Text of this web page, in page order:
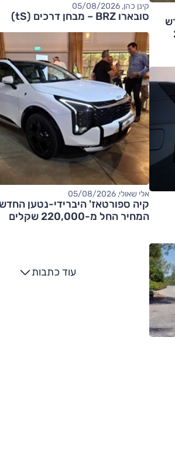
קינן כהן, 05/08/2026
סובארו BRZ – מבחן דרכים (tS)
אלי שאולי, 05/08/2026
קיה ספורטאז' היברידי-נטען
המחיר החל מ-220,000 שקלים
עוד כתבות